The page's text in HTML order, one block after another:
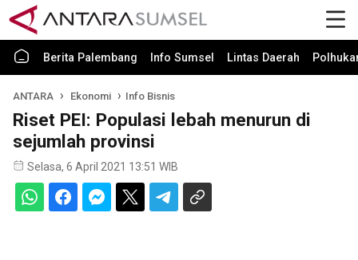
Berita Palembang Info Sumsel Lintas Daerah
ANTARA Ekonomi Info Bisnis
Riset PEI: Populasi lebah menurun di
sejumlah provinsi
Selasa, 6 April 2021 13:51 WIB